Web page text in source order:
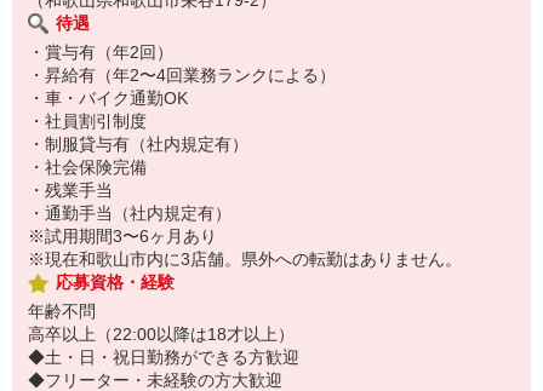
売場・商品棚やトイレなどを清掃し、快適で気持ちよいお店づく
り。
■お客様に心地よく、満足に楽しんでもらうために…
スタッフ全員が日々ホスピタリティ精神で仕事に取り組んでいま
す。
ちょっとした気配り、明るい笑顔やあいさつなどが、お客様の笑顔
につながっています。
待遇
・賞与有（年2回）
・昇給有（年2〜4回業務ランクによる）
・車・バイク通勤OK
・社員割引制度
・制服貸与有（社内規定有）
・社会保険完備
・残業手当
・通勤手当（社内規定有）
※試用期間3〜6ヶ月あり
※現在和歌山市内に3店舗。県外への転勤はありません。
応募資格・経験
年齢不問
高卒以上（22:00以降は18才以上）
◆土・日・祝日勤務ができる方歓迎
◆フリーター・未経験の方大歓迎